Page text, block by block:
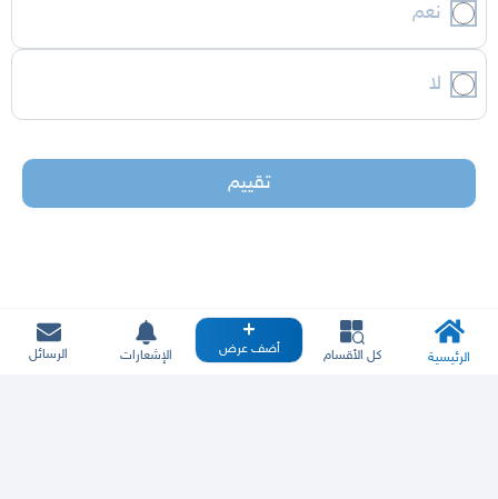
نعم
لا
تقييم
الرئيسية كل الأقسام أضف عرض الإشعارات الرسائل